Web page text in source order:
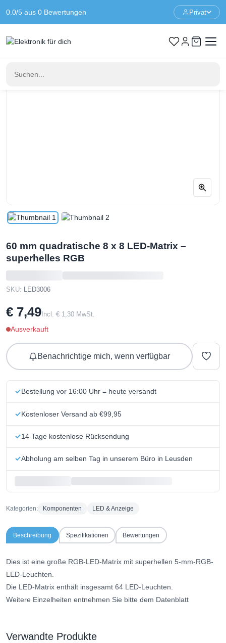
0.0/5 aus 0 Bewertungen Privat
Startseite
Komponenten
60 mm quadratische 8 x 8 LED-Matrix – superhelles RGB
60 mm quadratische 8 x 8 LED-Matrix –
superhelles RGB
SKU: LED3006
€ 7,49 Incl. € 1,30 MwSt.
Ausverkauft
Benachrichtige mich, wenn verfügbar
Bestellung vor 16:00 Uhr = heute versandt
Kostenloser Versand ab €99,95
14 Tage kostenlose Rücksendung
Abholung am selben Tag in unserem Büro in Leusden
Kategorien: Komponenten LED & Anzeige
Beschreibung Spezifikationen Bewertungen
Dies ist eine große RGB-LED-Matrix mit superhellen 5-mm-RGB-
LED-Leuchten.
Die LED-Matrix enthält insgesamt 64 LED-Leuchten.
Weitere Einzelheiten entnehmen Sie bitte dem Datenblatt
Verwandte Produkte